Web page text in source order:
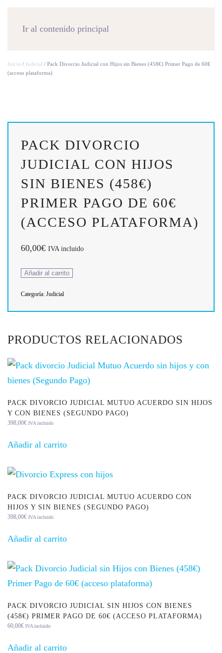
Ir al contenido principal
Inicio / Judicial / Pack Divorcio Judicial con Hijos sin Bienes (458€) Primer Pago de 60€
(acceso plataforma)
PACK DIVORCIO
JUDICIAL CON HIJOS
SIN BIENES (458€)
PRIMER PAGO DE 60€
(ACCESO PLATAFORMA)
60,00€ IVA incluido
Pack
sin
Bienes
(458€)
Pago
de
(acceso
cantidad
Añadir al carrito
Categoría: Judicial
PRODUCTOS RELACIONADOS
PACK DIVORCIO JUDICIAL MUTUO ACUERDO SIN HIJOS
Y CON BIENES (SEGUNDO PAGO)
398,00€ IVA incluido
Añadir al carrito
PACK DIVORCIO JUDICIAL MUTUO ACUERDO CON
HIJOS Y SIN BIENES (SEGUNDO PAGO)
398,00€ IVA incluido
Añadir al carrito
PACK DIVORCIO JUDICIAL SIN HIJOS CON BIENES
(458€) PRIMER PAGO DE 60€ (ACCESO PLATAFORMA)
60,00€ IVA incluido
Añadir al carrito